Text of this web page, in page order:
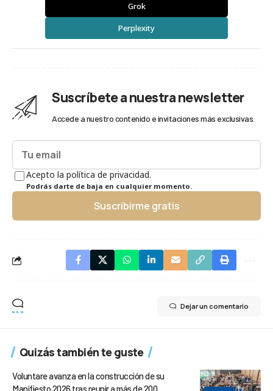
Grok
Perplexity
Suscríbete a nuestra newsletter
Accede a nuestro contenido e invitaciones más exclusivas.
Acepto la política de privacidad.
Podrás darte de baja en cualquier momento.
Suscribirme gratis
Dejar un comentario
Quizás también te guste
Voluntare avanza en la construcción de su
Manifiesto 2026 tras reunir a más de 200